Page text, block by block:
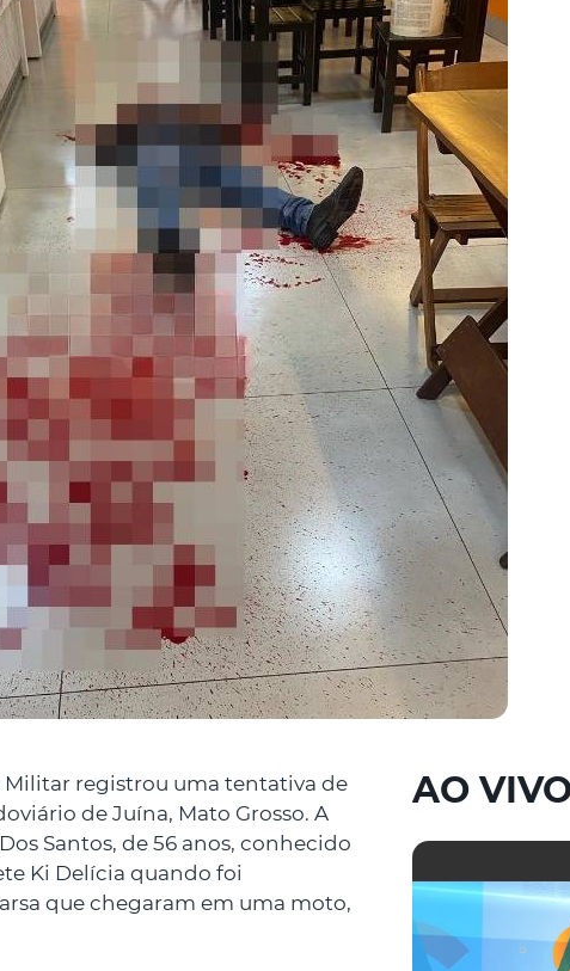
Militar registrou uma tentativa de
de Juína, Mato Grosso. A
Santos, de 56 anos, conhecido
Ki Delícia quando foi
que chegaram em uma moto,
AO